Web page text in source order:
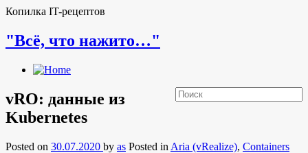
Копилка IT-рецептов
"Всё, что нажито…"
vRO: данные из
Kubernetes
Posted on 30.07.2020 by as Posted in Aria (vRealize), Containers